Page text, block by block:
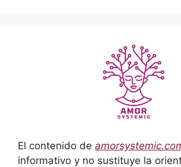
El contenido de
informativo y no sustituye la